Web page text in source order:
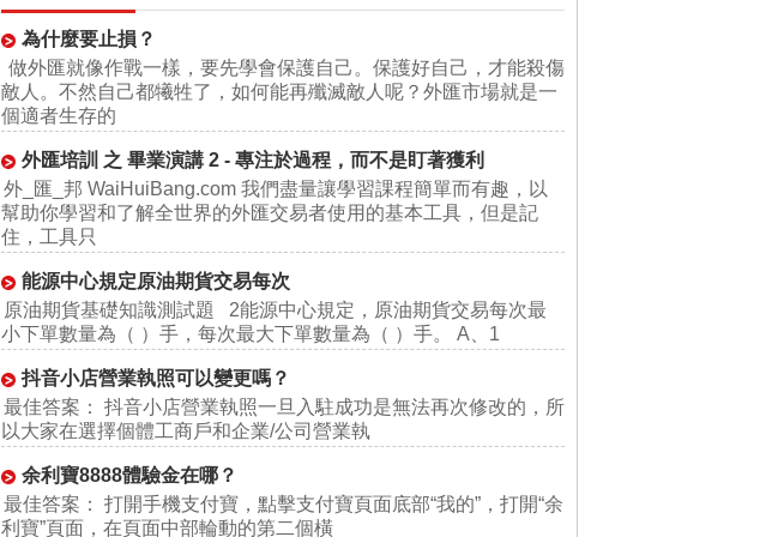
為什麼要止損？
做外匯就像作戰一樣，要先學會保護自己。保護好自己，才能殺傷
敵人。不然自己都犧牲了，如何能再殲滅敵人呢？外匯市場就是一
個適者生存的
外匯培訓 之 畢業演講 2 - 專注於過程，而不是盯著獲利
外_匯_邦 WaiHuiBang.com 我們盡量讓學習課程簡單而有趣，以
幫助你學習和了解全世界的外匯交易者使用的基本工具，但是記
住，工具只
能源中心規定原油期貨交易每次
原油期貨基礎知識測試題 2能源中心規定，原油期貨交易每次最
小下單數量為（ ）手，每次最大下單數量為（ ）手。 A、1
抖音小店營業執照可以變更嗎？
最佳答案： 抖音小店營業執照一旦入駐成功是無法再次修改的，所
以大家在選擇個體工商戶和企業/公司營業執
余利寶8888體驗金在哪？
最佳答案： 打開手機支付寶，點擊支付寶頁面底部“我的”，打開“余
利寶”頁面，在頁面中部輪動的第二個橫